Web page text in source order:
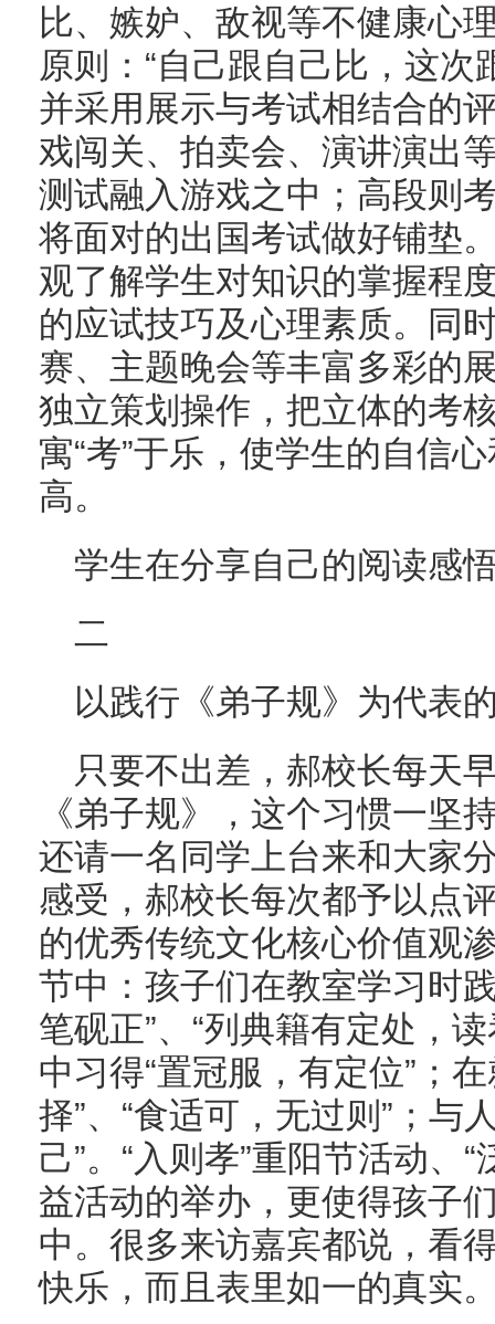
比、嫉妒、敌视等不健康心
原则：“自己跟自己比，这
并采用展示与考试相结合的
戏闯关、拍卖会、演讲演出
测试融入游戏之中；高段则
将面对的出国考试做好铺垫
观了解学生对知识的掌握程
的应试技巧及心理素质。同
赛、主题晚会等丰富多彩的
独立策划操作，把立体的考
寓“考”于乐，使学生的自信
高。
学生在分享自己的阅读感
二
以践行《弟子规》为代表
只要不出差，郝校长每天
《弟子规》，这个习惯一坚
还请一名同学上台来和大家
感受，郝校长每次都予以点
的优秀传统文化核心价值观
节中：孩子们在教室学习时
笔砚正”、“列典籍有定处，
中习得“置冠服，有定位”；
择”、“食适可，无过则”；与
己”。“入则孝”重阳节活动、
益活动的举办，更使得孩子
中。很多来访嘉宾都说，看
快乐，而且表里如一的真实